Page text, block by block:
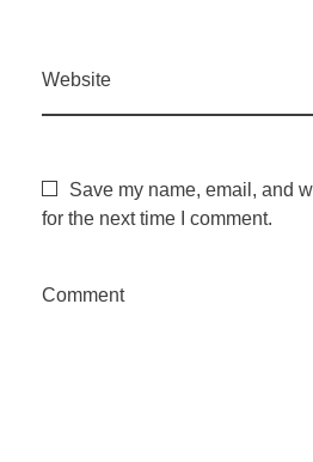
Website
Save my name, email, and
for the next time I comment.
Comment